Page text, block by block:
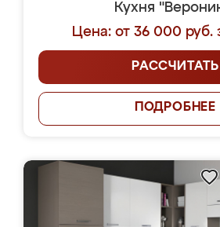
Кухня
Цена: от 36 000 руб.
РАССЧИТАТЬ
ПОДРОБНЕЕ